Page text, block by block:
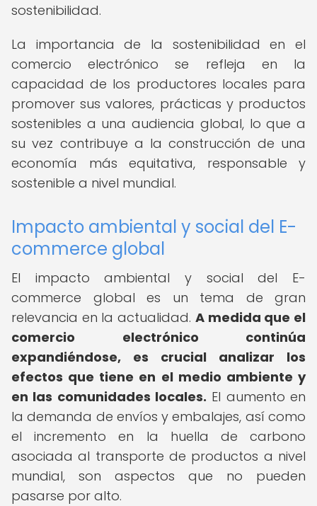
sostenibilidad.
La importancia de la sostenibilidad en el
comercio electrónico se refleja en la
capacidad de los productores locales para
promover sus valores, prácticas y productos
sostenibles a una audiencia global, lo que a
su vez contribuye a la construcción de una
economía más equitativa, responsable y
sostenible a nivel mundial.
Impacto ambiental y social del E-
commerce global
El impacto ambiental y social del E-
commerce global es un tema de gran
relevancia en la actualidad. A medida que el
comercio electrónico continúa
expandiéndose, es crucial analizar los
efectos que tiene en el medio ambiente y
en las comunidades locales. El aumento en
la demanda de envíos y embalajes, así como
el incremento en la huella de carbono
asociada al transporte de productos a nivel
mundial, son aspectos que no pueden
pasarse por alto.